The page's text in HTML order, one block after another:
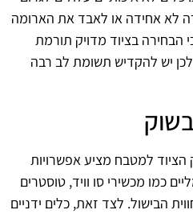
לא אחידה או לאבד את הארומה
הבחירה בציוד מדויק תורמת
יש להקדיש תשומת לב רבה
למטבח מציע אפשרויות
כמו מכשירי סו וויד, טוסטרים
הבישול. לצד זאת, כלים ידניים